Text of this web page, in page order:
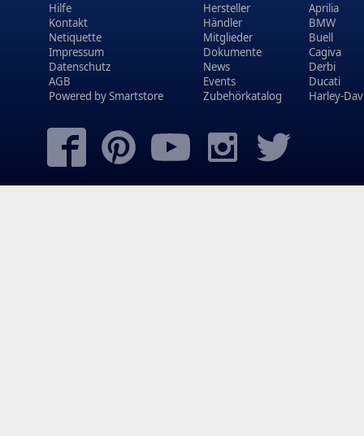
Hilfe
Kontakt
Netiquette
Impressum
Datenschutz
AGB
Powered bySmartstore
Hersteller
Händler
Mitglieder
Dokumente
News
Events
Zubehörkatalog
Aprilia
BMW
Buell
Cagiva
Derbi
Ducati
Harley-